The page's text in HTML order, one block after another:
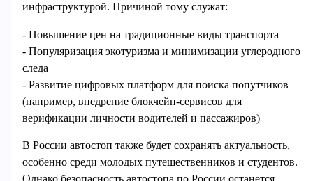
инфраструктурой. Причиной тому служат:
- Повышение цен на традиционные виды транспорта
- Популяризация экотуризма и минимизации углеродного
следа
- Развитие цифровых платформ для поиска попутчиков
(например, внедрение блокчейн-сервисов для
верификации личности водителей и пассажиров)
В России автостоп также будет сохранять актуальность,
особенно среди молодых путешественников и студентов.